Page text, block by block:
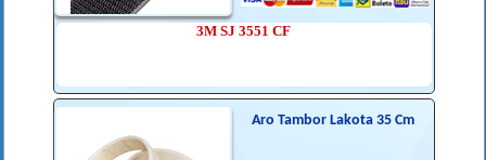
3M SJ 3551 CF
Aro Tambor Lakota 35 Cm